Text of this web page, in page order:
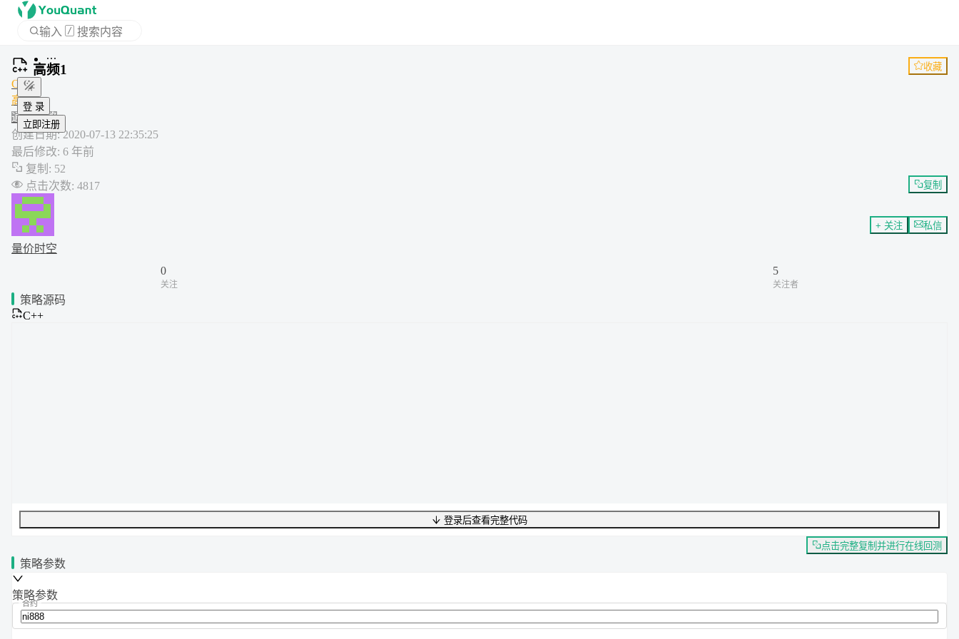
输入 / 搜索内容
首页
APP
登 录
立即注册
高频1 收藏
C++
高频
通用策略
创建日期:2020-07-13 22:35:25
最后修改: 6 年前
复制 : 52
点击次数: 4817 复制
量价时空
+ 关注 私信
0
关注
5
关注者
策略源码
C++
UTF-8189 字节30 字数0 行行 1,列 0
登录后查看完整代码
点击完整复制并进行在线回测
策略参数
策略参数
合约